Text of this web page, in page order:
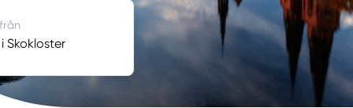
Skokloster